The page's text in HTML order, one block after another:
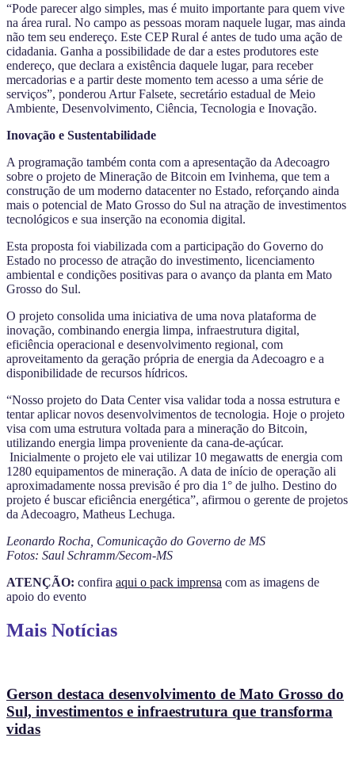
“Pode parecer algo simples, mas é muito importante para quem vive
na área rural. No campo as pessoas moram naquele lugar, mas ainda
não tem seu endereço. Este CEP Rural é antes de tudo uma ação de
cidadania. Ganha a possibilidade de dar a estes produtores este
endereço, que declara a existência daquele lugar, para receber
mercadorias e a partir deste momento tem acesso a uma série de
serviços”, ponderou Artur Falsete, secretário estadual de Meio
Ambiente, Desenvolvimento, Ciência, Tecnologia e Inovação.
Inovação e Sustentabilidade
A programação também conta com a apresentação da Adecoagro
sobre o projeto de Mineração de Bitcoin em Ivinhema, que tem a
construção de um moderno datacenter no Estado, reforçando ainda
mais o potencial de Mato Grosso do Sul na atração de investimentos
tecnológicos e sua inserção na economia digital.
Esta proposta foi viabilizada com a participação do Governo do
Estado no processo de atração do investimento, licenciamento
ambiental e condições positivas para o avanço da planta em Mato
Grosso do Sul.
O projeto consolida uma iniciativa de uma nova plataforma de
inovação, combinando energia limpa, infraestrutura digital,
eficiência operacional e desenvolvimento regional, com
aproveitamento da geração própria de energia da Adecoagro e a
disponibilidade de recursos hídricos.
“Nosso projeto do Data Center visa validar toda a nossa estrutura e
tentar aplicar novos desenvolvimentos de tecnologia. Hoje o projeto
visa com uma estrutura voltada para a mineração do Bitcoin,
utilizando energia limpa proveniente da cana-de-açúcar.
Inicialmente o projeto ele vai utilizar 10 megawatts de energia com
1280 equipamentos de mineração. A data de início de operação ali
aproximadamente nossa previsão é pro dia 1° de julho. Destino do
projeto é buscar eficiência energética”, afirmou o gerente de projetos
da Adecoagro, Matheus Lechuga.
Leonardo Rocha, Comunicação do Governo de MS
Fotos: Saul Schramm/Secom-MS
ATENÇÃO: confira aqui o pack imprensa com as imagens de
apoio do evento
Mais Notícias
Gerson destaca desenvolvimento de Mato Grosso do
Sul, investimentos e infraestrutura que transforma
vidas